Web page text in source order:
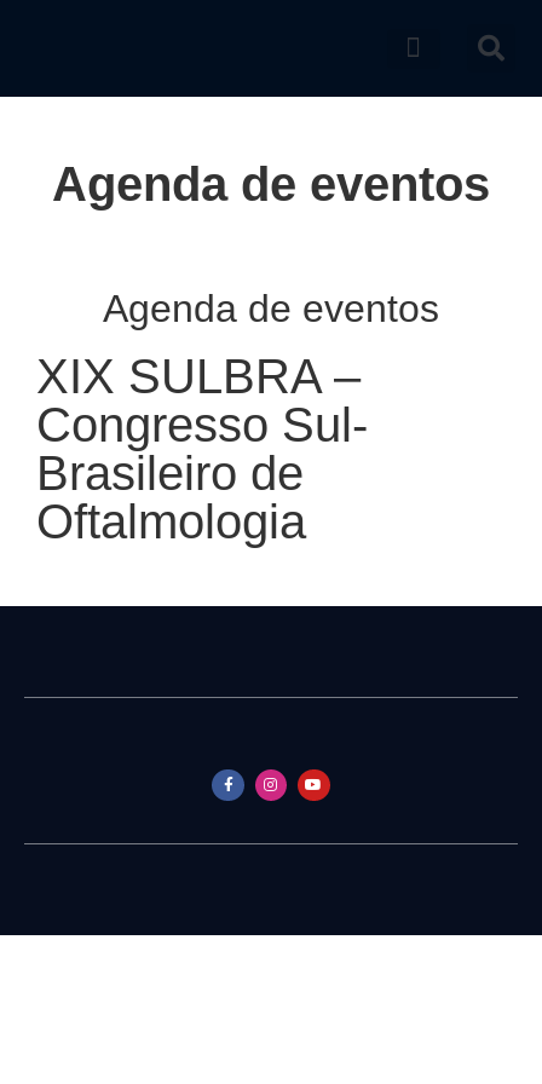
Agenda de eventos
Agenda de eventos
XIX SULBRA –
Congresso Sul-
Brasileiro de
Oftalmologia